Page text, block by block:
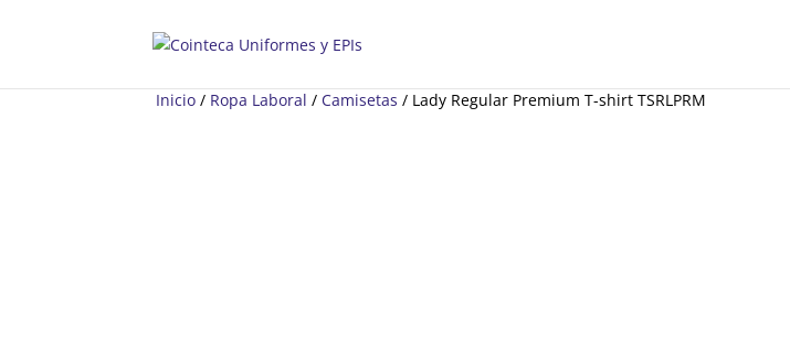
Inicio / Ropa Laboral / Camisetas / Lady Regular Premium T-shirt TSRLPRM